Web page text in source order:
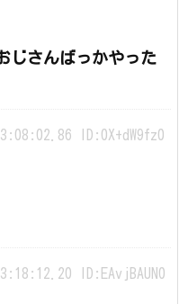
じさんばっかやった
ID:0X+dW9fz0
ID:EAvjBAUN0